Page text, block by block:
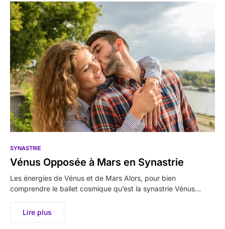
SYNASTRIE
Vénus Opposée à Mars en Synastrie
Les énergies de Vénus et de Mars Alors, pour bien
comprendre le ballet cosmique qu’est la synastrie Vénus…
Lire plus